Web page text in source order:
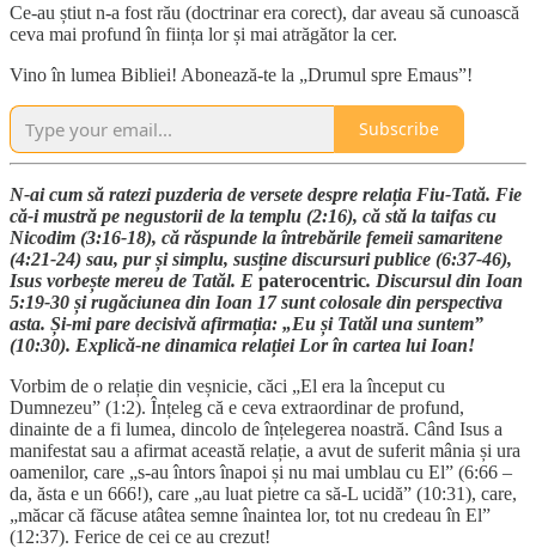
Ce-au știut n-a fost rău (doctrinar era corect), dar aveau să cunoască
ceva mai profund în ființa lor și mai atrăgător la cer.
Vino în lumea Bibliei! Abonează-te la „Drumul spre Emaus”!
Subscribe
N-ai cum să ratezi puzderia de versete despre relația Fiu-Tată. Fie
că-i mustră pe negustorii de la templu (2:16), că stă la taifas cu
Nicodim (3:16-18), că răspunde la întrebările femeii samaritene
(4:21-24) sau, pur și simplu, susține discursuri publice (6:37-46),
Isus vorbește mereu de Tatăl. E paterocentric. Discursul din Ioan
5:19-30 și rugăciunea din Ioan 17 sunt colosale din perspectiva
asta. Și-mi pare decisivă afirmația: „Eu și Tatăl una suntem”
(10:30). Explică-ne dinamica relației Lor în cartea lui Ioan!
Vorbim de o relație din veșnicie, căci „El era la început cu
Dumnezeu” (1:2). Înțeleg că e ceva extraordinar de profund,
dinainte de a fi lumea, dincolo de înțelegerea noastră. Când Isus a
manifestat sau a afirmat această relație, a avut de suferit mânia și ura
oamenilor, care „s-au întors înapoi și nu mai umblau cu El” (6:66 –
da, ăsta e un 666!), care „au luat pietre ca să-L ucidă” (10:31), care,
„măcar că făcuse atâtea semne înaintea lor, tot nu credeau în El”
(12:37). Ferice de cei ce au crezut!